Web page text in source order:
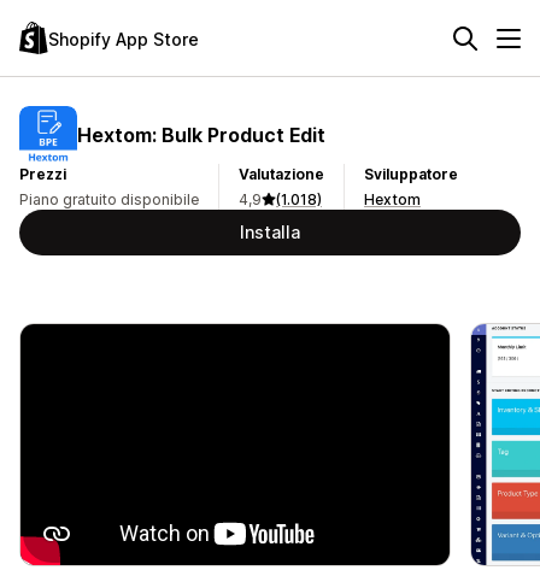
Shopify App Store
Hextom: Bulk Product Edit
Prezzi
Piano gratuito disponibile
Valutazione
4,9
(1.018)
Sviluppatore
Hextom
Installa